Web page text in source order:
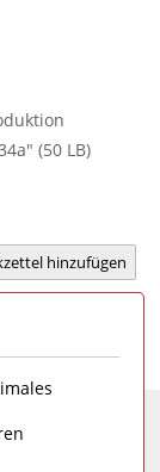
(50 LB)
hinzufügen
1